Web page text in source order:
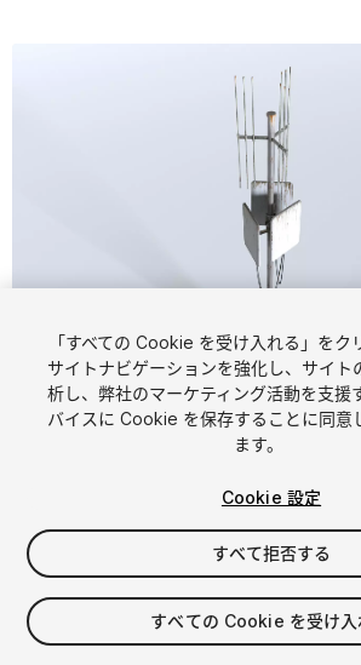
1 /9
$4.99
消費税は決済時に計算されます
「すべての Cookie を受け入れる」をク
サイトナビゲーションを強化し、サイト
析し、弊社のマーケティング活動を支援
バイスに Cookie を保存することに同意
ます。
Cookie 設定
すべて拒否する
すべての Cookie を受け入